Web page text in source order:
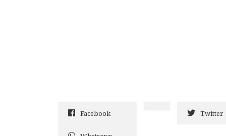
Facebook Twitter